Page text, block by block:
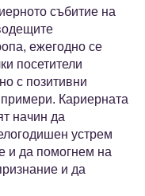
събитие на
ежегодно се
посетители
с позитивни
Кариерната
начин да
устрем
и да помогнем на
и да